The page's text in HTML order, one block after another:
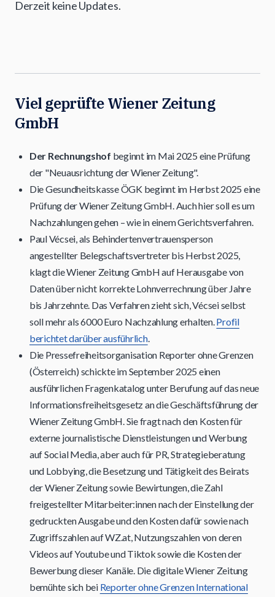
Derzeit keine Updates.
Viel geprüfte Wiener Zeitung
GmbH
Der Rechnungshof beginnt im Mai 2025 eine Prüfung
der "Neuausrichtung der Wiener Zeitung".
Die Gesundheitskasse ÖGK beginnt im Herbst 2025 eine
Prüfung der Wiener Zeitung GmbH. Auch hier soll es um
Nachzahlungen gehen – wie in einem Gerichtsverfahren.
Paul Vécsei, als Behindertenvertrauensperson
angestellter Belegschaftsvertreter bis Herbst 2025,
klagt die Wiener Zeitung GmbH auf Herausgabe von
Daten über nicht korrekte Lohnverrechnung über Jahre
bis Jahrzehnte. Das Verfahren zieht sich, Vécsei selbst
soll mehr als 6000 Euro Nachzahlung erhalten.Profil
berichtet darüber ausführlich.
Die Pressefreiheitsorganisation Reporter ohne Grenzen
(Österreich) schickte im September 2025 einen
ausführlichen Fragenkatalog unter Berufung auf das neue
Informationsfreiheitsgesetz an die Geschäftsführung der
Wiener Zeitung GmbH. Sie fragt nach den Kosten für
externe journalistische Dienstleistungen und Werbung
auf Social Media, aber auch für PR, Strategieberatung
und Lobbying, die Besetzung und Tätigkeit des Beirats
der Wiener Zeitung sowie Bewirtungen, die Zahl
freigestellter Mitarbeiter:innen nach der Einstellung der
gedruckten Ausgabe und den Kosten dafür sowie nach
Zugriffszahlen auf WZ.at, Nutzungszahlen von deren
Videos auf Youtube und Tiktok sowie die Kosten der
Bewerbung dieser Kanäle. Die digitale Wiener Zeitung
bemühte sich bei Reporter ohne Grenzen International